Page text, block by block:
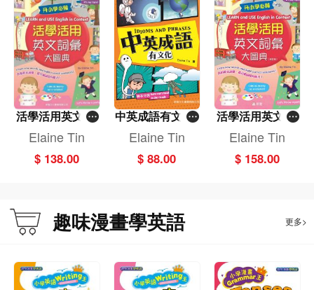
活學活用英文詞
彙大圖典﹝LEA
glish in Contex
Elaine Tin
$ 138.00
中英成語有文化I
DIOMS AND PH
畫學英語〕
Elaine Tin
$ 88.00
活學活用英文詞
彙大圖典 LEAR
sh in Context(新
Elaine Tin
$ 158.00
趣味漫畫學英語 更多>